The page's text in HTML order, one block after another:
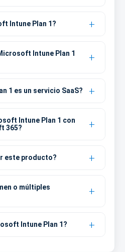
Intune Plan 1?
Intune Plan 1
1 es un servicio SaaS?
Intune Plan 1 con
365?
este producto?
o múltiples
Intune Plan 1?